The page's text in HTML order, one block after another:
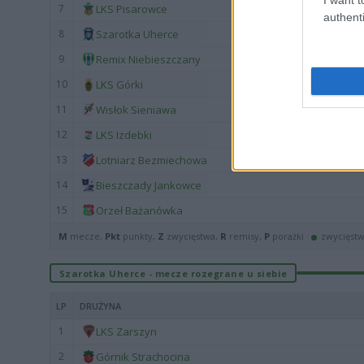
7 LKS Pisarowce
8 Szarotka Uherce
9 Remix Niebieszczany
10 LKS Górki
11 Wisłok Sieniawa
12 LKS Izdebki
13 Lotniarz Bezmiechowa
14 Bieszczady Jankowce
15 Orzeł Bażanówka
M mecze, Pkt punkty, Z zwycięstwa, R remisy, P porażki ·
Szarotka Uherce - mecze rozegrane u siebie
LP DRUŻYNA
1 LKS Zarszyn
2 Górnik Strachocina